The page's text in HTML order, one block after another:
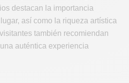
destacan la importancia
así como la riqueza artística
también recomiendan
auténtica experiencia